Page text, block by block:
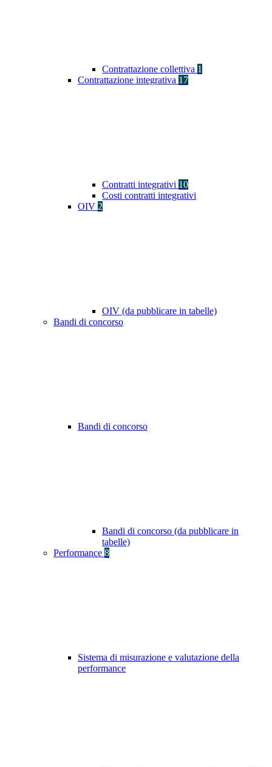
Contrattazione collettiva 1
Contrattazione integrativa 17
Contratti integrativi 10
Costi contratti integrativi
OIV 2
OIV (da pubblicare in tabelle)
Bandi di concorso
Bandi di concorso
Bandi di concorso (da pubblicare in
tabelle)
Performance 8
Sistema di misurazione e valutazione della
performance